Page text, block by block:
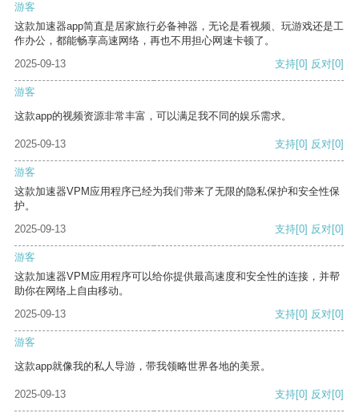
游客
这款加速器app简直是居家旅行必备神器，无论是看视频、玩游戏还是工
作办公，都能畅享高速网络，再也不用担心网速卡顿了。
2025-09-13
支持[0] 反对[0]
游客
这款app的视频资源非常丰富，可以满足我不同的娱乐需求。
2025-09-13 支持[0] 反对[0]
游客
这款加速器VPM应用程序已经为我们带来了无限的隐私保护和安全性保
护。
2025-09-13
支持[0] 反对[0]
游客
这款加速器VPM应用程序可以给你提供最高速度和安全性的连接，并帮
助你在网络上自由移动。
2025-09-13
支持[0] 反对[0]
游客
这款app就像我的私人导游，带我领略世界各地的美景。
2025-09-13 支持[0] 反对[0]